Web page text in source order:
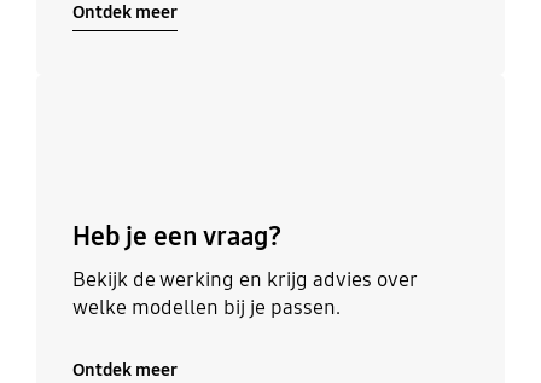
Ontdek meer
Heb je een vraag?
Bekijk de werking en krijg advies over
welke modellen bij je passen.
Ontdek meer